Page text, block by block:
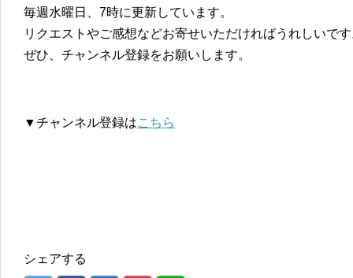
毎週水曜日、7時に更新しています。
リクエストやご感想などお寄せいただければうれしいで
ぜひ、チャンネル登録をお願いします。
▼チャンネル登録はこちら
シェアする